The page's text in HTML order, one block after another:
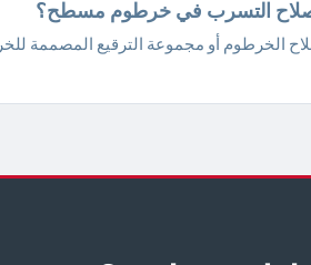
الخرطوم أو مجموعة الترقيع المصممة